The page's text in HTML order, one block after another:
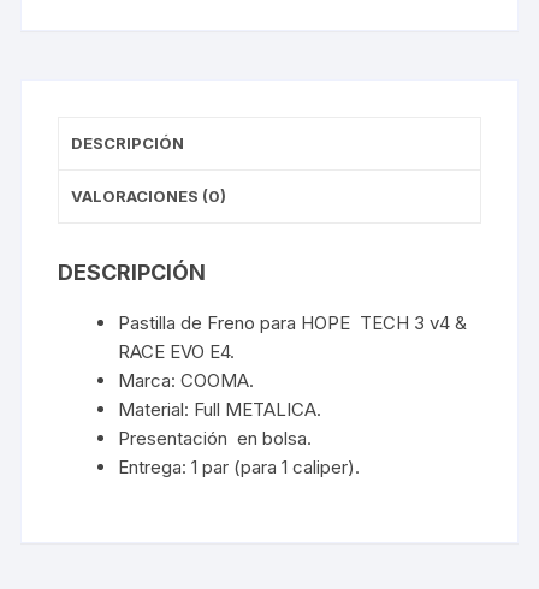
DESCRIPCIÓN
VALORACIONES (0)
DESCRIPCIÓN
Pastilla de Freno para HOPE TECH 3 v4 &
RACE EVO E4.
Marca: COOMA.
Material: Full METALICA.
Presentación en bolsa.
Entrega: 1 par (para 1 caliper).